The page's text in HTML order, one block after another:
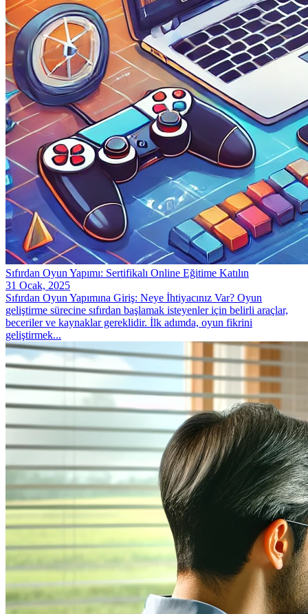
Sıfırdan Oyun Yapımı: Sertifikalı Online Eğitime Katılın
31 Ocak, 2025
Sıfırdan Oyun Yapımına Giriş: Neye İhtiyacınız Var? Oyun
geliştirme sürecine sıfırdan başlamak isteyenler için belirli araçlar,
beceriler ve kaynaklar gereklidir. İlk adımda, oyun fikrini
geliştirmek...